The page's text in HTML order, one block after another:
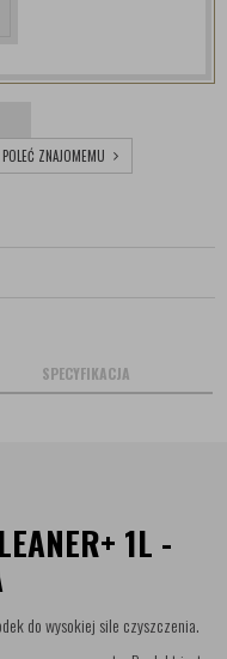
POLEĆ ZNAJOMEMU
SPECYFIKACJA
1L -
do wysokiej sile czyszczenia.